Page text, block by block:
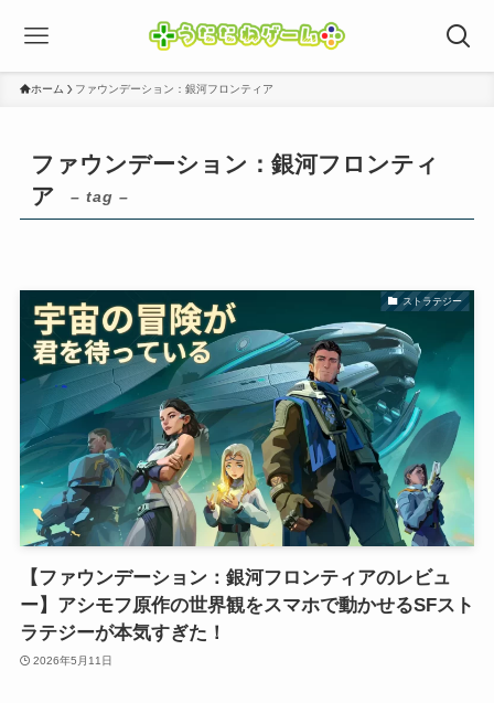
ホーム ファウンデーション：銀河フロンティア
ファウンデーション：銀河フロンティ
ア
– tag –
ストラテジー
【ファウンデーション：銀河フロンティアのレビュ
ー】アシモフ原作の世界観をスマホで動かせるSFスト
ラテジーが本気すぎた！
2026年5月11日